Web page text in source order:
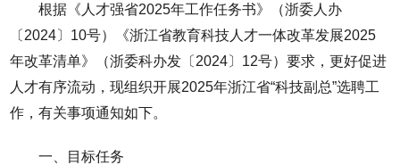
根据《人才强省2025年工作任务书》（浙委人办
〔2024〕10号）《浙江省教育科技人才一体改革发展2025
年改革清单》（浙委科办发〔2024〕12号）要求，更好促进
人才有序流动，现组织开展2025年浙江省“科技副总”选聘工
作，有关事项通知如下。
一、目标任务